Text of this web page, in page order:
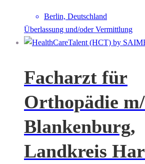
Berlin, Deutschland
Überlassung und/oder Vermittlung
Facharzt für
Orthopädie
Blankenburg,
Landkreis